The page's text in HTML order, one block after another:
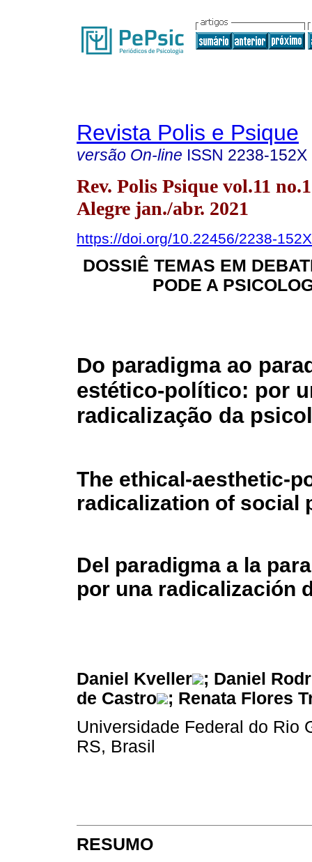
Revista Polis e Psique
versão On-line ISSN 2238-152X
Rev. Polis Psique vol.11
Alegre jan./abr. 2021
https://doi.org/10.22456/2238-
DOSSIÊ TEMAS EM
PODE A
Do paradigma ao
estético-político: por
radicalização da
The ethical-aesthetic-
radicalization of social
Del paradigma a la
por una radicalización
Daniel Kveller
; Daniel
de Castro
; Renata Flores
Universidade Federal do Rio
RS, Brasil
RESUMO